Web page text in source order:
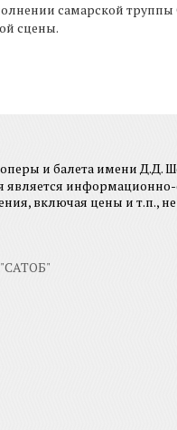
самарской
сцены.
и балета имени Д.Д.
является
включая цены и т.п.,